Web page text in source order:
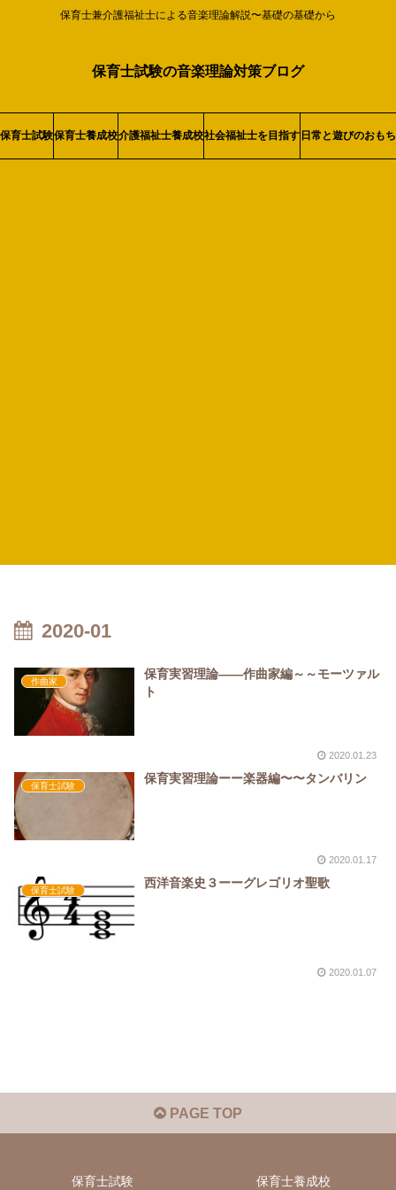
保育士兼介護福祉士による音楽理論解説〜基礎の基礎から
保育士試験の音楽理論対策ブログ
保育士試験保育士養成校介護福祉士養成校社会福祉士を目指す 日常と遊びのおも
2020-01
作曲家
保育実習理論――作曲家編～～モーツァル
ト
2020.01.23
保育士試験
保育実習理論ーー楽器編〜〜タンバリン
2020.01.17
保育士試験
西洋音楽史３ーーグレゴリオ聖歌
2020.01.07
PAGE TOP
保育士試験 保育士養成校